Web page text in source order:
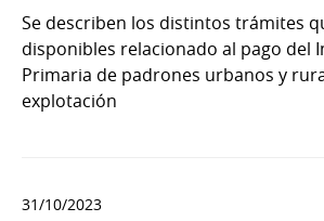
Se describen los distintos trámites
disponibles relacionado al pago del
Primaria de padrones urbanos y
explotación
31/10/2023